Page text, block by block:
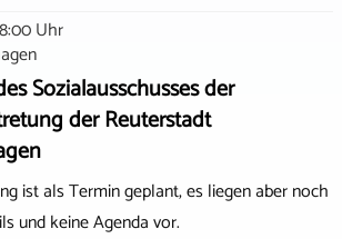
Uhr
Sozialausschusses der
der Reuterstadt
ist als Termin geplant, es liegen aber noch
und keine Agenda vor.